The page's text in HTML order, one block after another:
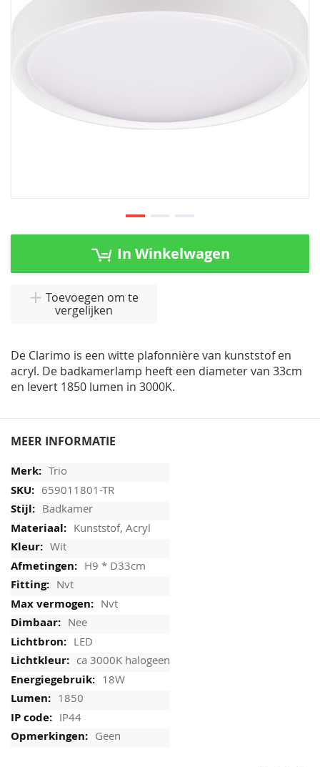
gallerij
Ga
In Winkelwagen
Toevoegen om te
vergelijken
De Clarimo is een witte plafonnière van kunststof en
acryl. De badkamerlamp heeft een diameter van 33cm
en levert 1850 lumen in 3000K.
MEER INFORMATIE
Trio
659011801-TR
Badkamer
Kunststof, Acryl
Wit
H9 * D33cm
Nvt
Nvt
Nee
LED
ca 3000K halogeen
18W
1850
IP44
Geen